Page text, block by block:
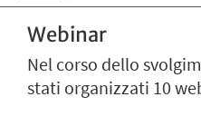
Webinar
Nel corso dello
stati organizzati 10